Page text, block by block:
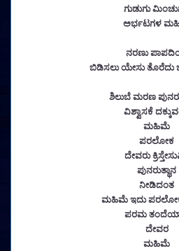
ಗುಡುಗು
ಅರ್ಭಟಗಳ
ನರಣು
ಬಿಡಿಸಲು ಯೇಸು
ಶಿಲುಬೆ ಮರಣ
ವಿಶ್ವಾಸಕೆ
ಮಹಿಮೆ
ಪರಲೋಕ
ದೇವರು
ಪುನರುತ್ಥಾನ
ನೀಡಿದಂತ
ಮಹಿಮೆ ಇದು
ಪರಮ
ದೇವರ
ಮಹಿಮೆ